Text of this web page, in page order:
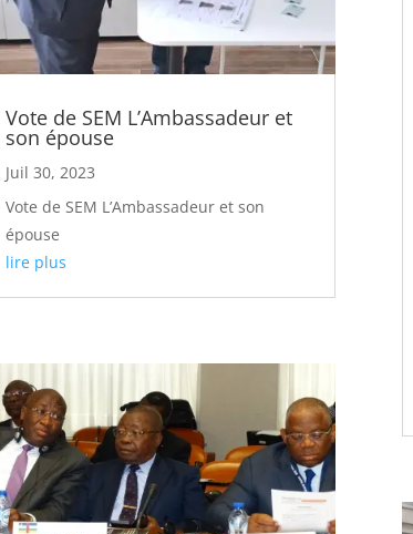
Vote de SEM L’Ambassadeur et
son épouse
Juil 30, 2023
Vote de SEM L’Ambassadeur et son
épouse
lire plus